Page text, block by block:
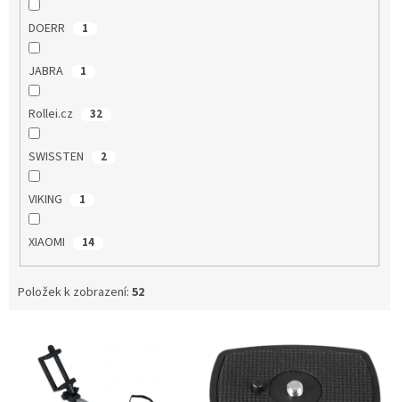
DOERR 1
JABRA 1
Rollei.cz 32
SWISSTEN 2
VIKING 1
XIAOMI 14
Položek k zobrazení: 52